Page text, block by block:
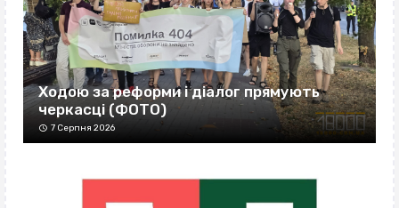
Ходою за реформи і діалог прямують
черкасці (ФОТО)
7 Серпня 2026